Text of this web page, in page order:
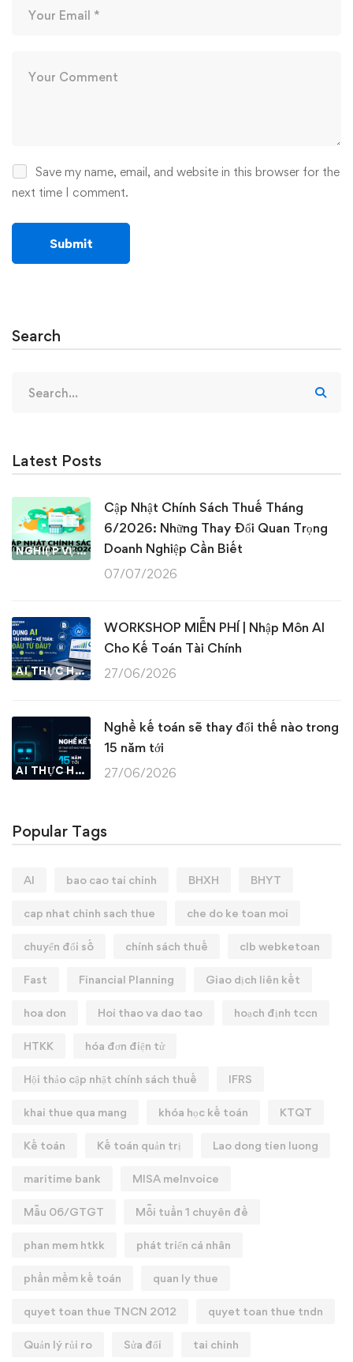
Save my name, email, and website in this browser for the
next time I comment.
Search
for:
Latest Posts
NGHIỆP VỤ KẾ TOÁN & THUẾ
Cập Nhật Chính Sách Thuế Tháng
6/2026: Những Thay Đổi Quan Trọng
Doanh Nghiệp Cần Biết
07/07/2026
AI THỰC HÀNH
WORKSHOP MIỄN PHÍ | Nhập Môn AI
Cho Kế Toán Tài Chính
27/06/2026
AI THỰC HÀNH
Nghề kế toán sẽ thay đổi thế nào trong
15 năm tới
27/06/2026
Popular Tags
AI bao cao tai chinh BHXH BHYT
cap nhat chinh sach thue che do ke toan moi
chuyển đổi số chính sách thuế clb webketoan
Fast Financial Planning Giao dịch liên kết
hoa don Hoi thao va dao tao hoạch định tccn
HTKK hóa đơn điện tử
Hội thảo cập nhật chính sách thuế IFRS
khai thue qua mang khóa học kế toán KTQT
Kế toán Kế toán quản trị Lao dong tien luong
maritime bank MISA meInvoice
Mẫu 06/GTGT Mỗi tuần 1 chuyên đề
phan mem htkk phát triển cá nhân
phần mềm kế toán quan ly thue
quyet toan thue TNCN 2012 quyet toan thue tndn
Quản lý rủi ro Sửa đổi tai chinh